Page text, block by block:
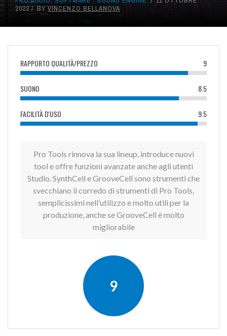
2022
BYVINCENZO BELLANOVA
RAPPORTO QUALITÀ/PREZZO 9
SUONO 8.5
FACILITÀ D'USO 9.5
Pro Tools rinnova la sua lineup, introduce nuovi
tool e offre funzioni avanzate anche agli utenti
Studio. SynthCell e GrooveCell sono strumenti che
svecchiano il corredo di strumenti di Pro Tools,
semplicissimi nell’utilizzo e molto utili per la
produzione, anche se GrooveCell è molto
migliorabile
9